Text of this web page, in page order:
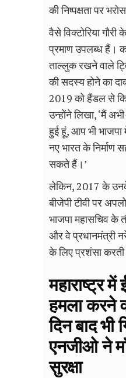
की निष्पक्षता पर
वैसे विक्टोरिया
प्रमाण उपलब्ध हैं।
ताल्लुक रखने वाले
की सदस्य होने का
2019को हैंडल से
उन्होंने लिखा, ‘मैं
हुई हूं,आप भी
नए भारत के निर्माण
सकते हैं।’
लेकिन, 2017के
बीजेपी टीवी पर
भाजपा महासचिव के
और वे प्रधानमंत्री
के लिए प्रशंसा
महाराष्ट्र में
हमला करने
दिन बाद भी
एनजीओ ने
सुरक्षा